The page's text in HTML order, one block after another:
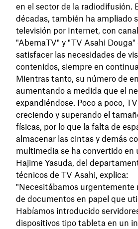
en el sector de la radiodifusión.
décadas, también ha ampliado
televisión por Internet, con
"AbemaTV" y "TV Asahi Douga"
satisfacer las necesidades de
contenidos, siempre en
Mientras tanto, su número de
aumentando a medida que el
expandiéndose. Poco a poco,
creciendo y superando el
físicas, por lo que la falta de
almacenar las cintas y demás
multimedia se ha convertido en
Hajime Yasuda, del
técnicos de TV Asahi, explica:
"Necesitábamos urgentemente
de documentos en papel que
Habíamos introducido
dispositivos tipo tableta en un